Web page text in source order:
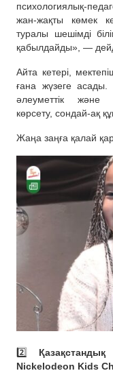
психологиялық-
жан-жақты көмек
туралы шешімді
қабылдайды», —
Айта кетері,
ғана жүзеге
әлеуметтік және
көрсету, сондай-ақ
Жаңа заңға қалай
2️⃣
Nickelodeon Kids